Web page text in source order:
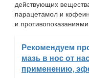
действующих
парацетамол и
и противопоказаниями.
Рекомендуем
мазь в нос от
применению,